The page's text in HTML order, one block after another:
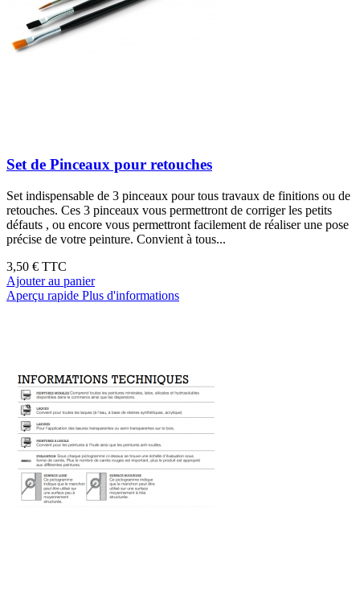
Set de Pinceaux pour retouches
Set indispensable de 3 pinceaux pour tous travaux de finitions ou de
retouches. Ces 3 pinceaux vous permettront de corriger les petits
défauts , ou encore vous permettront facilement de réaliser une pose
précise de votre peinture. Convient à tous...
3,50 € TTC
Ajouter au panier
Aperçu rapide Plus d'informations